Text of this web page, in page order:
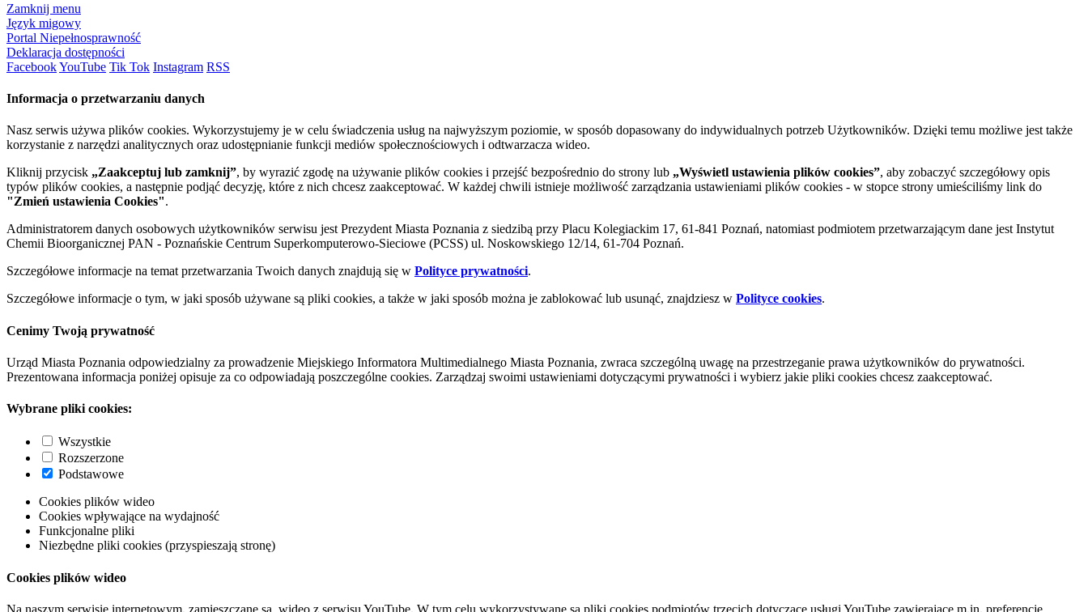
Zamknij menu
Język migowy
Portal Niepełnosprawność
Deklaracja dostępności
FacebookYouTube Tik Tok Instagram RSS
Informacja o przetwarzaniu danych
Nasz serwis używa plików cookies. Wykorzystujemy je w celu świadczenia usług na najwyższym poziomie, w sposób dopasowany do indywidualnych potrzeb Użytkowników. Dzięki temu możliwe jest także
korzystanie z narzędzi analitycznych oraz udostępnianie funkcji mediów społecznościowych i odtwarzacza wideo.
Kliknij przycisk „Zaakceptuj lub zamknij”, by wyrazić zgodę na używanie plików cookies i przejść bezpośrednio do strony lub „Wyświetl ustawienia plików cookies”, aby zobaczyć szczegółowy opis
typów plików cookies, a następnie podjąć decyzję, które z nich chcesz zaakceptować. W każdej chwili istnieje możliwość zarządzania ustawieniami plików cookies - w stopce strony umieściliśmy link do
"Zmień ustawienia Cookies".
Administratorem danych osobowych użytkowników serwisu jest Prezydent Miasta Poznania z siedzibą przy Placu Kolegiackim 17, 61-841 Poznań, natomiast podmiotem przetwarzającym dane jest Instytut
Chemii Bioorganicznej PAN - Poznańskie Centrum Superkomputerowo-Sieciowe (PCSS) ul. Noskowskiego 12/14, 61-704 Poznań.
Szczegółowe informacje na temat przetwarzania Twoich danych znajdują się w Polityce prywatności.
Szczegółowe informacje o tym, w jaki sposób używane są pliki cookies, a także w jaki sposób można je zablokować lub usunąć, znajdziesz w Polityce cookies.
Cenimy Twoją prywatność
Urząd Miasta Poznania odpowiedzialny za prowadzenie Miejskiego Informatora Multimedialnego Miasta Poznania, zwraca szczególną uwagę na przestrzeganie prawa użytkowników do prywatności.
Prezentowana informacja poniżej opisuje za co odpowiadają poszczególne cookies. Zarządzaj swoimi ustawieniami dotyczącymi prywatności i wybierz jakie pliki cookies chcesz zaakceptować.
Wybrane pliki cookies:
Wszystkie
Rozszerzone
Podstawowe
Cookies plików wideo
Cookies wpływające na wydajność
Funkcjonalne pliki
Niezbędne pliki cookies (przyspieszają stronę)
Cookies plików wideo
Na naszym serwisie internetowym, zamieszczane są wideo z serwisu YouTube. W tym celu wykorzystywane są pliki cookies podmiotów trzecich dotyczące usługi YouTube zawierające m.in. preferencje